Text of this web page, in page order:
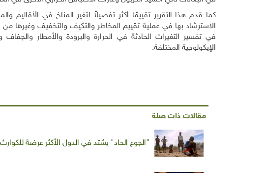
كما قدم هذا التقرير تقييمًا أكثر تفصيلاً لتغير المناخ في الأقاليم
الاسترشاد بها في عملية تقييم المخاطر والتكيف والتخفيف وغيرها
في تفسير التغيرات الحادثة في الحرارة والبرودة والأمطار
الإيكولوجية المختلفة.
مقالات ذات صلة
"الجوع الحاد" يشتد في الدول الأكثر عرضة